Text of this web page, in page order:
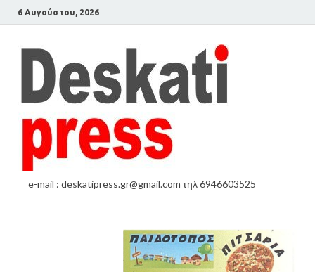
6 Αυγούστου, 2026
e-mail : deskatipress.gr@gmail.com τηλ 6946603525